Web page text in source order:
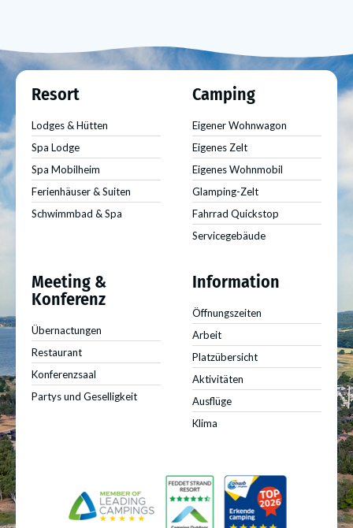
Resort
Lodges & Hütten
Spa Lodge
Spa Mobilheim
Ferienhäuser & Suiten
Schwimmbad & Spa
Camping
Eigener Wohnwagon
Eigenes Zelt
Eigenes Wohnmobil
Glamping-Zelt
Fahrrad Quickstop
Servicegebäude
Meeting &
Konferenz
Übernactungen
Restaurant
Konferenzsaal
Partys und Geselligkeit
Information
Öffnungszeiten
Arbeit
Platzübersicht
Aktivitäten
Ausflüge
Klima